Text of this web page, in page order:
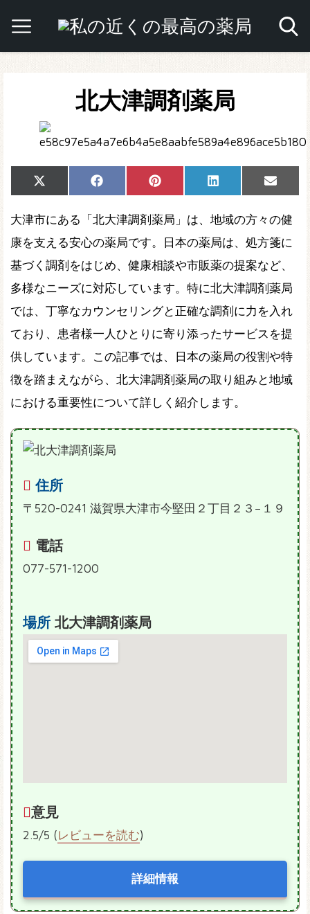
北大津調剤薬局
Share
on
X
(Twitter)
Share
on
Facebook Share
on
Pinterest Share
on
LinkedIn
Share
on
Email
大津市にある「北大津調剤薬局」は、地域の方々の健
康を支える安心の薬局です。日本の薬局は、処方箋に
基づく調剤をはじめ、健康相談や市販薬の提案など、
多様なニーズに対応しています。特に北大津調剤薬局
では、丁寧なカウンセリングと正確な調剤に力を入れ
ており、患者様一人ひとりに寄り添ったサービスを提
供しています。この記事では、日本の薬局の役割や特
徴を踏まえながら、北大津調剤薬局の取り組みと地域
における重要性について詳しく紹介します。
住所
〒520-0241 滋賀県大津市今堅田２丁目２３−１９
電話
077-571-1200
場所 北大津調剤薬局
意見
2.5/5 (レビューを読む)
詳細情報